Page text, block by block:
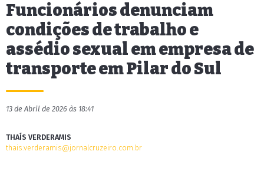
Funcionários denunciam
condições de trabalho e
assédio sexual em empresa de
transporte em Pilar do Sul
13 de Abril de 2026 às 18:41
THAÍS VERDERAMIS
thais.verderamis@jornalcruzeiro.com.br